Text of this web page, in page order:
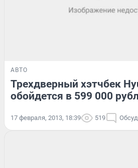
АВТО
Трехдверный хэтчбек
обойдется в 599 000
17 февраля, 2013, 18:39 519